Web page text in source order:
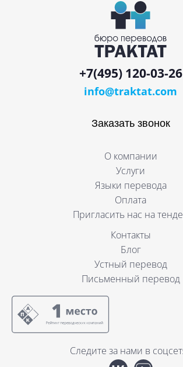
Заказать звонок
О компании
Услуги
Языки перевода
Оплата
Пригласить нас на
Контакты
Блог
Устный перевод
Письменный перевод
+7(495) 120-03-26
info@traktat.com
Следите за нами в